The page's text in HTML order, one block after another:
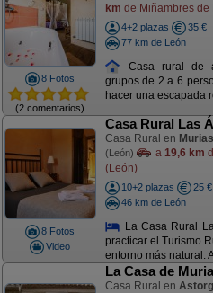
8 Fotos
(2 comentarios)
km de Miñambres de
4+2 plazas
35 €
77 km de León
Casa rural de
grupos de 2 a 6
hacer una escapada
8 Fotos
Video
Casa Rural Las
Casa Rural en
(León) a 19,6 km
(León)
10+2 plazas
25 €
46 km de León
La Casa Rural
practicar el Turismo
entorno más natural.
La Casa de
Casa Rural en